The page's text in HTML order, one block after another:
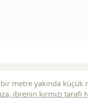
metre yakında
ibrenin kırmızı tarafı